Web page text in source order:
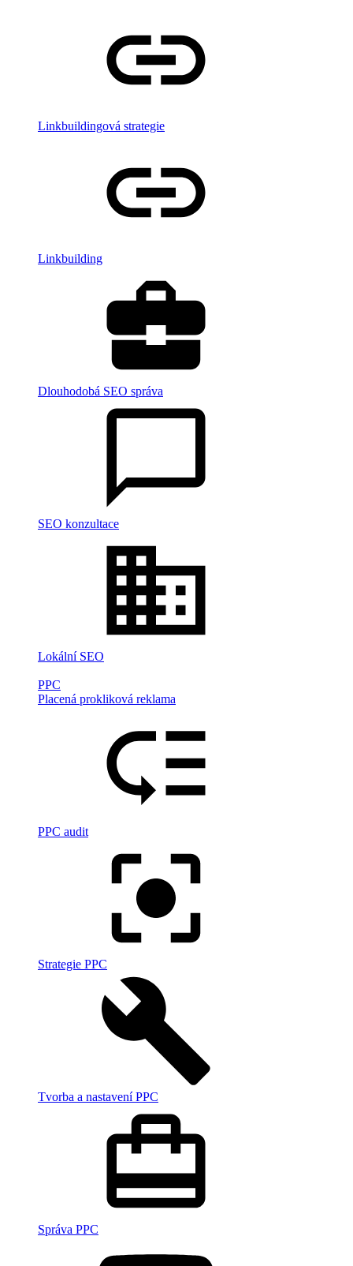
Linkbuildingová strategie
Linkbuilding
Dlouhodobá SEO správa
SEO konzultace
Lokální SEO
PPC
Placená prokliková reklama
PPC audit
Strategie PPC
Tvorba a nastavení PPC
Správa PPC